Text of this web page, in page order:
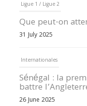
Ligue 1 / Ligue 2
Que peut-on
31 July 2025
Internationales
Sénégal : la
battre
26 June 2025